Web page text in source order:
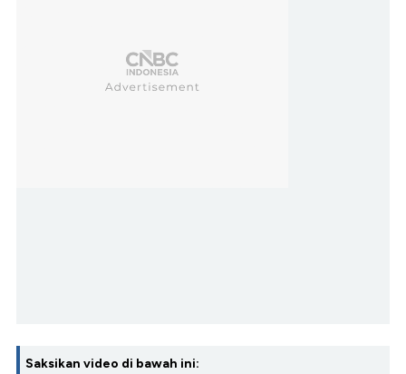
Saksikan video di bawah ini: